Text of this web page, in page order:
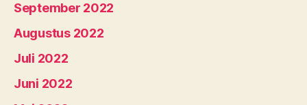
September 2022
Augustus 2022
Juli 2022
Juni 2022